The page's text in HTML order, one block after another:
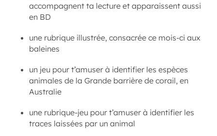
accompagnent ta lecture et apparaissent aussi
en BD
une rubrique illustrée, consacrée ce mois-ci aux
baleines
un jeu pour t’amuser à identifier les espèces
animales de la Grande barrière de corail, en
Australie
une rubrique-jeu pour t’amuser à identifier les
traces laissées par un animal